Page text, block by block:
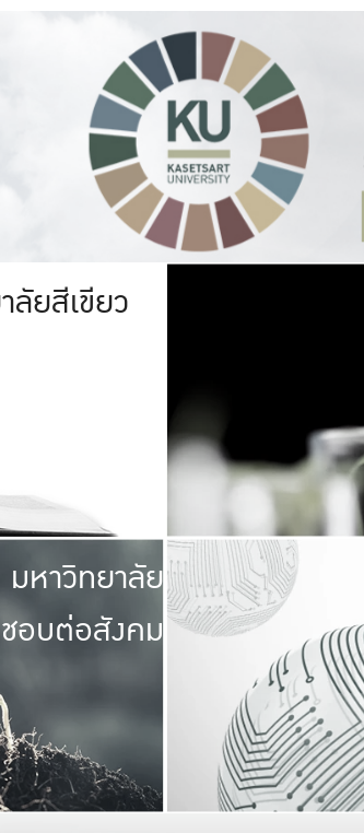
ลัยสีเขียว
มหาวิทยาลัย
อบต่อสังคม